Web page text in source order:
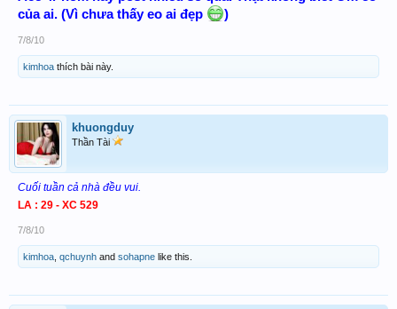
của ai. (Vì chưa thấy eo ai đẹp
)
7/8/10
kimhoa thích bài này.
khuongduy
Thần Tài
Cuối tuần cả nhà đều vui.
LA : 29 - XC 529
7/8/10
kimhoa qchuynh and sohapne like this.